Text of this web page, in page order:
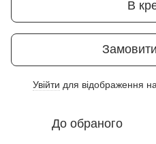
В
Увійти для відображення
До обраного